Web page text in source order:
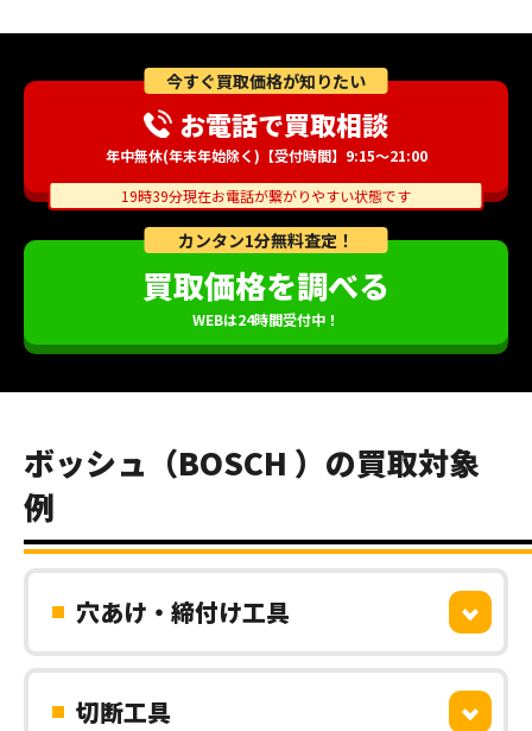
カンタン1分無料査定！
買取価格を調べる
WEBは24時間受付中！
今すぐ買取価格が知りたい
お電話で買取相談
年中無休(年末年始除く)【受付時間】9:15～21:00
19時39分現在お電話が繋がりやすい状態です
ボッシュ（BOSCH ）の買取対象
例
穴あけ・締付け工具
切断工具